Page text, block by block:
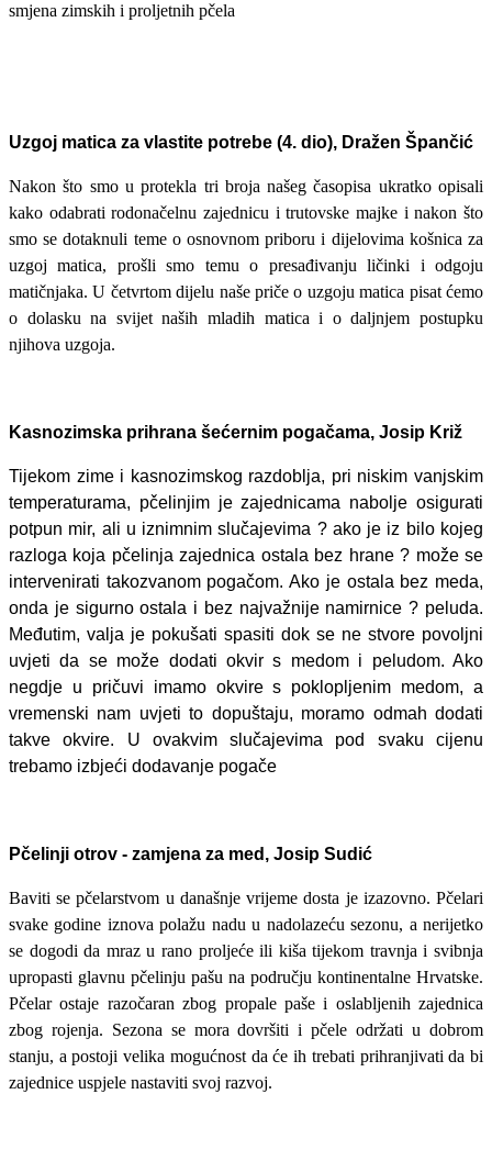
smjena zimskih i proljetnih pčela
Uzgoj matica za vlastite potrebe (4. dio), Dražen Špančić
Nakon što smo u protekla tri broja našeg časopisa ukratko opisali
kako odabrati rodonačelnu zajednicu i trutovske majke i nakon što
smo se dotaknuli teme o osnovnom priboru i dijelovima košnica za
uzgoj matica, prošli smo temu o presađivanju ličinki i odgoju
matičnjaka. U četvrtom dijelu naše priče o uzgoju matica pisat ćemo
o dolasku na svijet naših mladih matica i o daljnjem postupku
njihova uzgoja.
Kasnozimska prihrana šećernim pogačama, Josip Križ
Tijekom zime i kasnozimskog razdoblja, pri niskim vanjskim
temperaturama, pčelinjim je zajednicama nabolje osigurati
potpun mir, ali u iznimnim slučajevima ? ako je iz bilo kojeg
razloga koja pčelinja zajednica ostala bez hrane ? može se
intervenirati takozvanom pogačom. Ako je ostala bez meda,
onda je sigurno ostala i bez najvažnije namirnice ? peluda.
Međutim, valja je pokušati spasiti dok se ne stvore povoljni
uvjeti da se može dodati okvir s medom i peludom. Ako
negdje u pričuvi imamo okvire s poklopljenim medom, a
vremenski nam uvjeti to dopuštaju, moramo odmah dodati
takve okvire. U ovakvim slučajevima pod svaku cijenu
trebamo izbjeći dodavanje pogače
Pčelinji otrov - zamjena za med, Josip Sudić
Baviti se pčelarstvom u današnje vrijeme dosta je izazovno. Pčelari
svake godine iznova polažu nadu u nadolazeću sezonu, a nerijetko
se dogodi da mraz u rano proljeće ili kiša tijekom travnja i svibnja
upropasti glavnu pčelinju pašu na području kontinentalne Hrvatske.
Pčelar ostaje razočaran zbog propale paše i oslabljenih zajednica
zbog rojenja. Sezona se mora dovršiti i pčele održati u dobrom
stanju, a postoji velika mogućnost da će ih trebati prihranjivati da bi
zajednice uspjele nastaviti svoj razvoj.